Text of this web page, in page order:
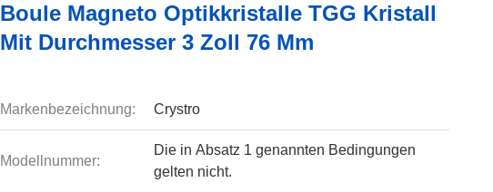
Boule Magneto Optikkristalle TGG Kristall
Mit Durchmesser 3 Zoll 76 Mm
Markenbezeichnung: Crystro
Modellnummer:
Die in Absatz 1 genannten Bedingungen
gelten nicht.